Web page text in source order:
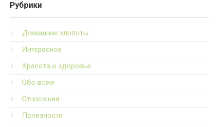
Рубрики
Домашние хлопоты
Интересное
Красота и здоровье
Обо всем
Отношения
Полезности